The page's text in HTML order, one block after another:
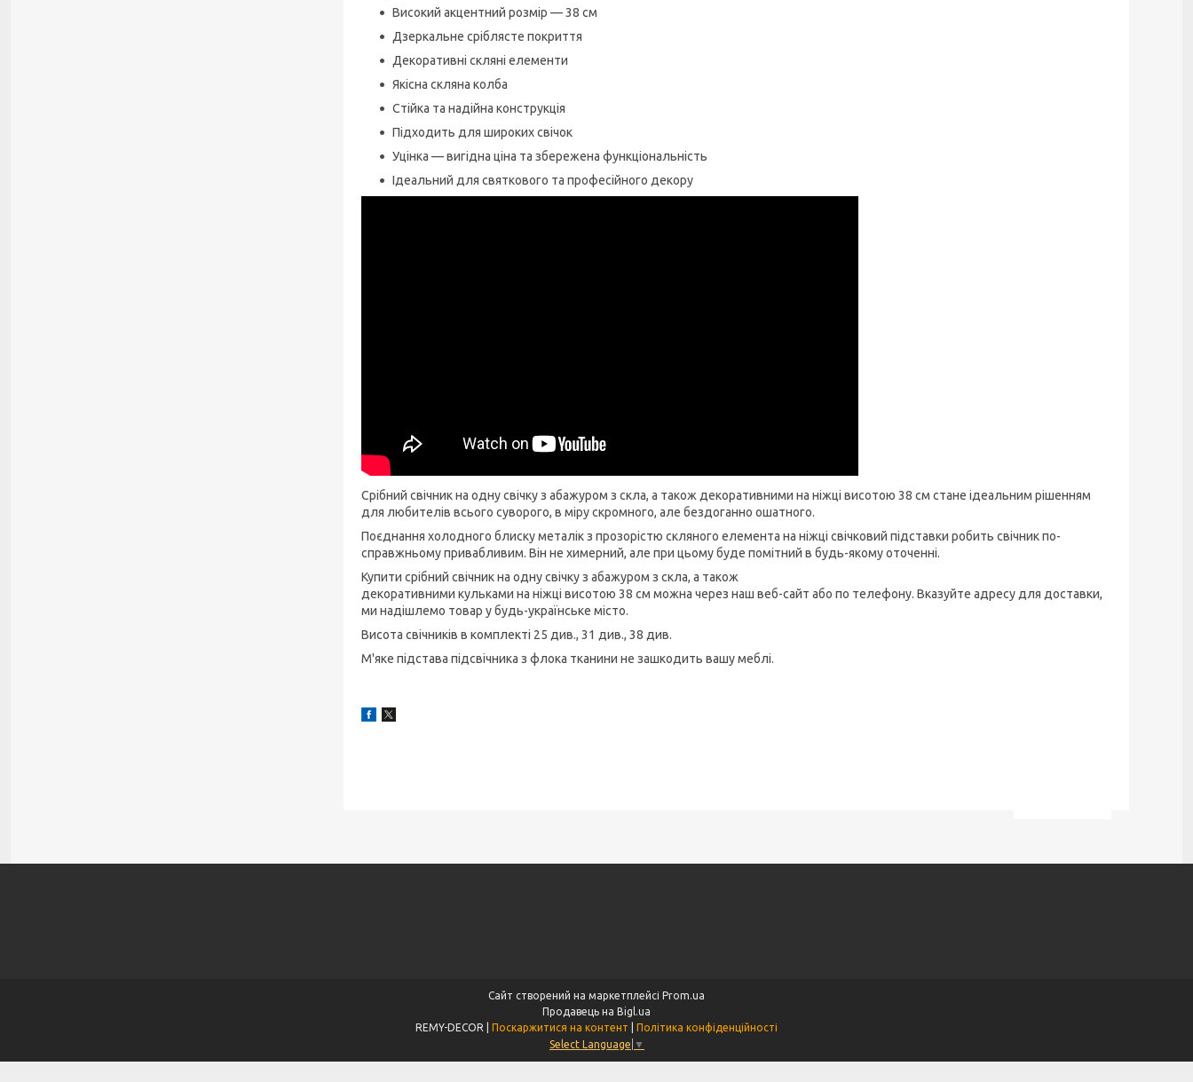
Високий акцентний розмір — 38 см
Дзеркальне сріблясте покриття
Декоративні скляні елементи
Якісна скляна колба
Стійка та надійна конструкція
Підходить для широких свічок
Уцінка — вигідна ціна та збережена функціональність
Ідеальний для святкового та професійного декору
Срібний свічник на одну свічку з абажуром з скла, а також декоративними на ніжці висотою 38 см стане ідеальним рішенням
для любителів всього суворого, в міру скромного, але бездоганно ошатного.
Поєднання холодного блиску металік з прозорістю скляного елемента на ніжці свічковий підставки робить свічник по-
справжньому привабливим. Він не химерний, але при цьому буде помітний в будь-якому оточенні.
Купити срібний свічник на одну свічку з абажуром з скла, а також
декоративними кульками на ніжці висотою 38 см можна через наш веб-сайт або по телефону. Вказуйте адресу для доставки,
ми надішлемо товар у будь-українське місто.
Висота свічників в комплекті 25 див., 31 див., 38 див.
М'яке підстава підсвічника з флока тканини не зашкодить вашу меблі.
Сайт створений на маркетплейсі Prom.ua
Продавець на Bigl.ua
Поскаржитися на контент
Політика конфіденційності
Select Language ▼